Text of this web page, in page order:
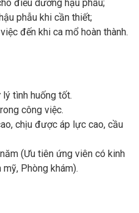
điều dưỡng hậu phẫu;
phẫu khi cần thiết;
đến khi ca mổ hoàn thành.
tình huống tốt.
công việc.
chịu được áp lực cao, cầu
(Ưu tiên ứng viên có kinh
Phòng khám).